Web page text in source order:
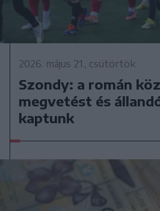
2026. május 21., csütörtök
Szondy: a román
megvetést és
kaptunk